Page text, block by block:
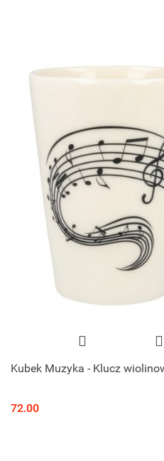
Kubek Muzyka - Klucz
72.00